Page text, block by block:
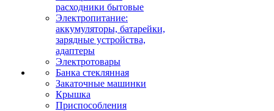
расходники бытовые
Электропитание:
аккумуляторы, батарейки,
зарядные устройства,
адаптеры
Электротовары
Банка стеклянная
Закаточные машинки
Крышка
Приспособления